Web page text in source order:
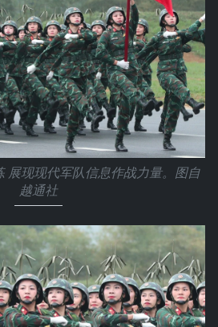
展现现代军队信息作战力量。图自
越通社